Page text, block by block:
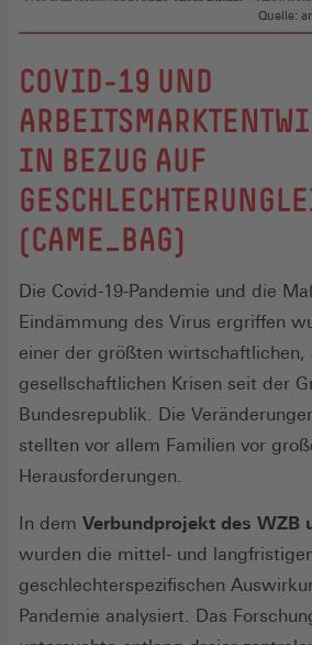
Quelle:
COVID-19 UND
IN BEZUG AUF
(CAME_BAG)
Die Covid-19-Pandemie und die
Eindämmung des Virus ergriffen
einer der größten wirtschaftlichen,
gesellschaftlichen Krisen seit der
Bundesrepublik. Die
stellten vor allem Familien vor
Herausforderungen.
In dem Verbundprojekt des WZB
wurden die mittel- und
geschlechterspezifischen
Pandemie analysiert. Das